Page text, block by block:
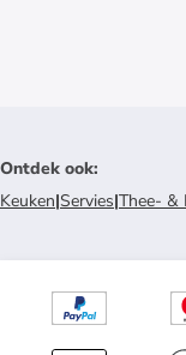
Ontdek ook:
Keuken|Servies|Thee- &